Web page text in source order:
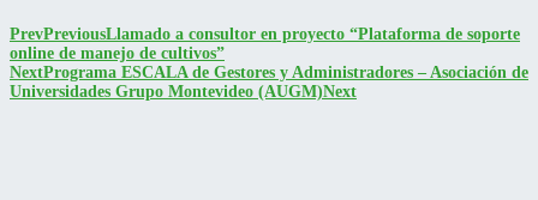
PrevPreviousLlamado a consultor en proyecto “Plataforma de soporte
online de manejo de cultivos”
NextPrograma ESCALA de Gestores y Administradores – Asociación de
Universidades Grupo Montevideo (AUGM)Next